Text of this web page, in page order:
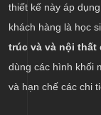
thiết kế này áp
khách hàng là học
trúc và và nội thất
dùng các hình khối
và hạn chế các chi